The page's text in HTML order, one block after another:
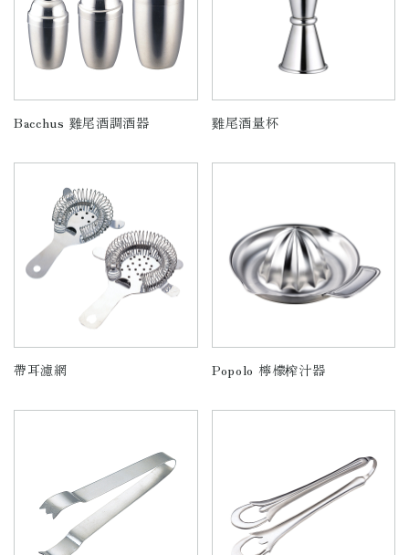
Bacchus 雞尾酒調酒器 雞尾酒量杯
帶耳濾網 Popolo 檸檬榨汁器